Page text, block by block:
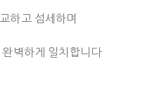
하고 섬세하며
벽하게 일치합니다